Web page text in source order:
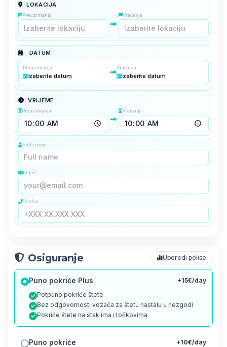
LOKACIJA
Preuzimanja Vraćanja
DATUM
Preuzimanja
Izaberite datum
Vraćanja
Izaberite datum
VRIJEME
Preuzimanja Vraćanja
Full name
Email
Telefon
Osiguranje Uporedi polise
Puno pokriće Plus
+15€/day
Potpuno pokriće štete
Bez odgovornosti vozača za štetu nastalu u nezgodi
Pokriće štete na staklima i točkovima
Puno pokriće
+10€/day